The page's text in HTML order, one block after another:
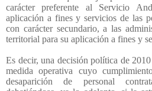
carácter preferente al Servicio
aplicación a fines y servicios de las
con carácter secundario, a las
territorial para su aplicación a fines y
Es decir, una decisión política de
medida operativa cuyo
desaparición de personal